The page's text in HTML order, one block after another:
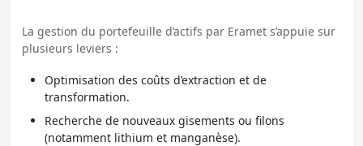
La gestion du portefeuille d’actifs par Eramet s’appuie sur
plusieurs leviers :
Optimisation des coûts d’extraction et de
transformation.
Recherche de nouveaux gisements ou filons
(notamment lithium et manganèse).